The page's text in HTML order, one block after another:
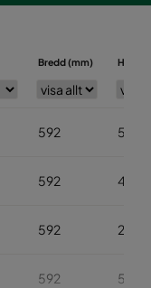
Bredd (mm) Höjd
592 592
592 490
592 287
592 592